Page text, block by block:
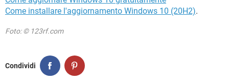
Come installare l'aggiornamento Windows 10 (20H2).
Foto: © 123rf.com
Condividi